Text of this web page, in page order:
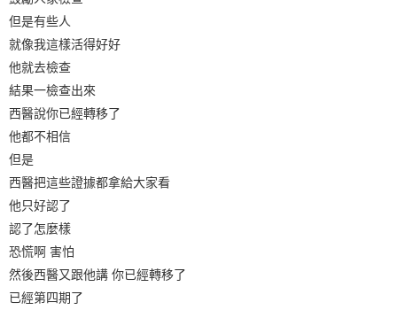
但是有些人
就像我這樣活得好好
他就去檢查
結果一檢查出來
西醫說你已經轉移了
他都不相信
但是
西醫把這些證據都拿給大家看
他只好認了
認了怎麼樣
恐慌啊 害怕
然後西醫又跟他講 你已經轉移了
已經第四期了